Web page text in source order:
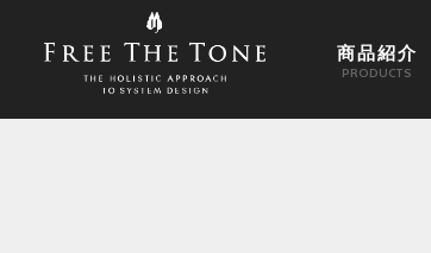
商品紹介
PRODUCTS